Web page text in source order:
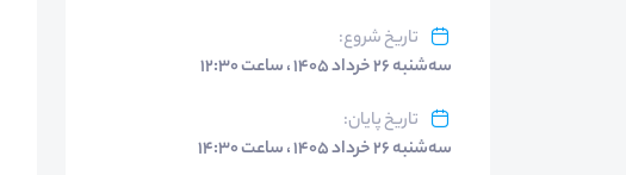
تاریخ شروع:
سه‌شنبه ۲۶ خرداد ۱۴۰۵ ، ساعت ۱۲:۳۰
تاریخ پایان:
سه‌شنبه ۲۶ خرداد ۱۴۰۵ ، ساعت ۱۴:۳۰